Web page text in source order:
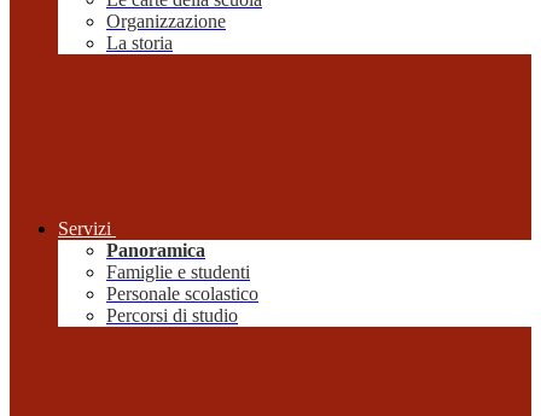
Organizzazione
La storia
Servizi
Panoramica
Famiglie e studenti
Personale scolastico
Percorsi di studio